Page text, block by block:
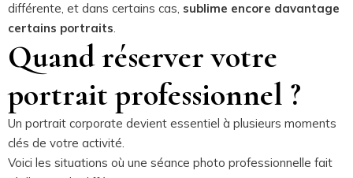
différente, et dans certains cas, sublime encore davantage
certains portraits.
Quand réserver votre
portrait professionnel ?
Un portrait corporate devient essentiel à plusieurs moments
clés de votre activité.
Voici les situations où une séance photo professionnelle fait